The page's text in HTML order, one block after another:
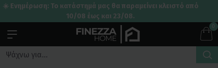
☀️ Ενημέρωση: Το κατάστημά μας θα παραμείνει κλειστό από
10/08 έως και 23/08.
0